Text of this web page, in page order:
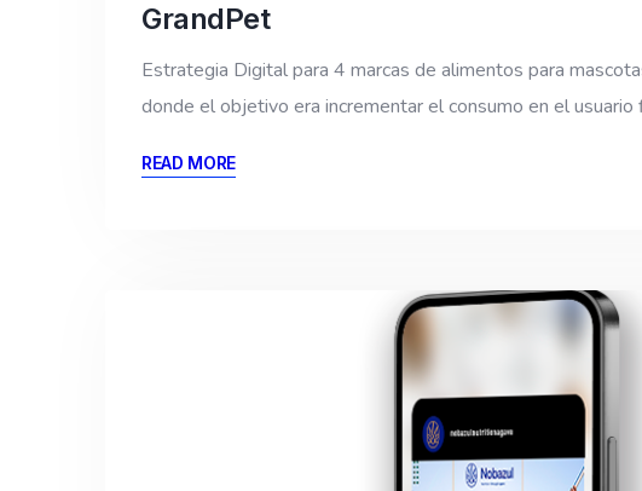
GrandPet
Estrategia Digital para 4 marcas de alimentos para
donde el objetivo era incrementar el consumo en el
READ MORE